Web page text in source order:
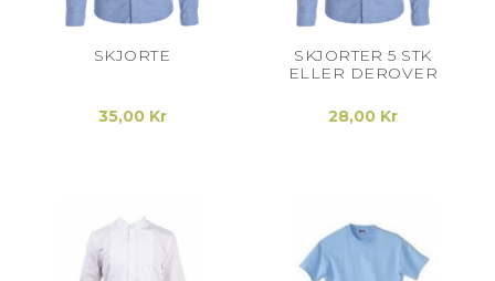
SKJORTE
35,00 Kr
SKJORTER 5 STK
ELLER DEROVER
28,00 Kr